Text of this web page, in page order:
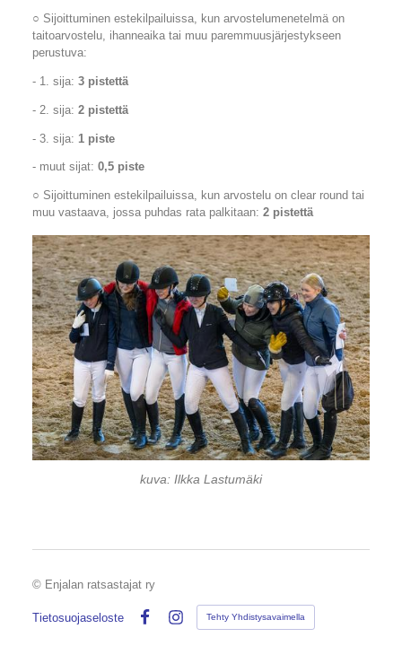
○ Sijoittuminen estekilpailuissa, kun arvostelumenetelmä on
taitoarvostelu, ihanneaika tai muu paremmuusjärjestykseen
perustuva:
- 1. sija: 3 pistettä
- 2. sija: 2 pistettä
- 3. sija: 1 piste
- muut sijat: 0,5 piste
○ Sijoittuminen estekilpailuissa, kun arvostelu on clear round tai
muu vastaava, jossa puhdas rata palkitaan: 2 pistettä
kuva: Ilkka Lastumäki
© Enjalan ratsastajat ry
Tietosuojaseloste
Instagram
Tehty Yhdistysavaimella